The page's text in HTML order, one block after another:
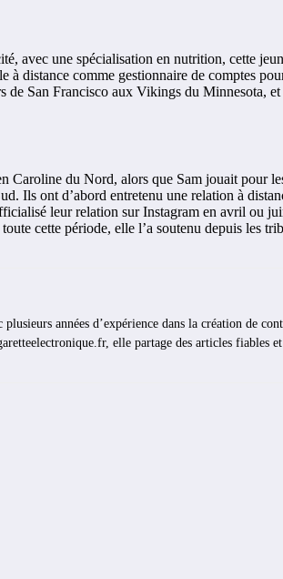
avec une spécialisation en nutrition, cette
distance comme gestionnaire de comptes
de San Francisco aux Vikings du Minnesota,
Caroline du Nord, alors que Sam jouait pour
Ils ont d’abord entretenu une relation à
leur relation sur Instagram en avril ou
cette période, elle l’a soutenu depuis les
années d’expérience dans la création de
elle partage des articles fiables